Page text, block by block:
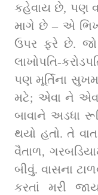
કહેવાય છે, પણ
માગે છે – એ
ઉપર ફરે છે.
લાખોપતિ-
પણ મૂર્તિના
મટે; એવા ને
બાવાને અડધા
થયો હતો. તે
વૈતાળ,
બીવું. વાસના
કરતાં મરી